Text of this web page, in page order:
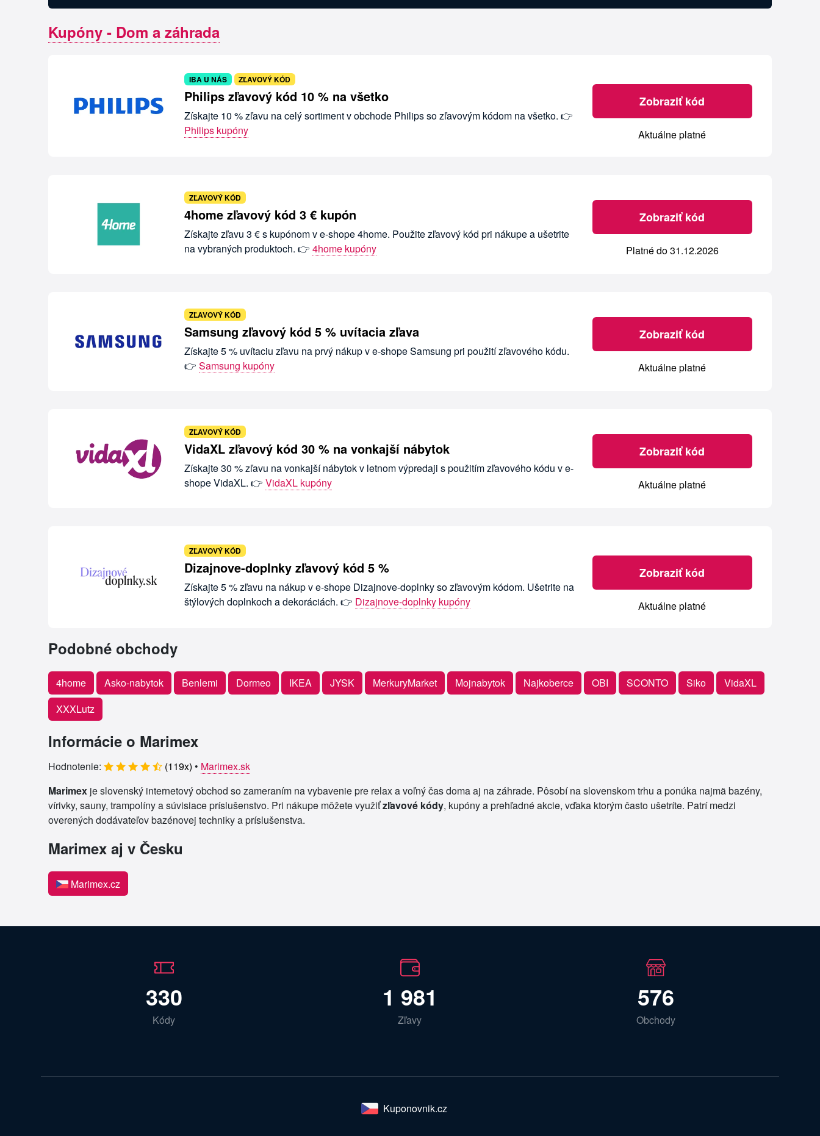
Kupóny - Dom a záhrada
IBA U NÁS ZĽAVOVÝ KÓD
Philips zľavový kód 10 % na všetko
Získajte 10 % zľavu na celý sortiment v obchode Philips so zľavovým kódom na všetko. 👉
Philips kupóny
Zobraziť kód
Aktuálne platné
ZĽAVOVÝ KÓD
4home zľavový kód 3 € kupón
Získajte zľavu 3 € s kupónom v e-shope 4home. Použite zľavový kód pri nákupe a ušetrite
na vybraných produktoch. 👉 4home kupóny
Zobraziť kód
Platné do 31.12.2026
ZĽAVOVÝ KÓD
Samsung zľavový kód 5 % uvítacia zľava
Získajte 5 % uvítaciu zľavu na prvý nákup v e-shope Samsung pri použití zľavového kódu.
👉 Samsung kupóny
Zobraziť kód
Aktuálne platné
ZĽAVOVÝ KÓD
VidaXL zľavový kód 30 % na vonkajší nábytok
Získajte 30 % zľavu na vonkajší nábytok v letnom výpredaji s použitím zľavového kódu v e-
shope VidaXL. 👉 VidaXL kupóny
Zobraziť kód
Aktuálne platné
ZĽAVOVÝ KÓD
Dizajnove-doplnky zľavový kód 5 %
Získajte 5 % zľavu na nákup v e-shope Dizajnove-doplnky so zľavovým kódom. Ušetrite na
štýlových doplnkoch a dekoráciách. 👉 Dizajnove-doplnky kupóny
Zobraziť kód
Aktuálne platné
Podobné obchody
4home Asko-nabytok Benlemi Dormeo IKEA JYSK MerkuryMarket Mojnabytok Najkoberce OBI SCONTO Siko
VidaXL
XXXLutz
Informácie o Marimex
Hodnotenie: (119x) • Marimex.sk
Marimex je slovenský internetový obchod so zameraním na vybavenie pre relax a voľný čas doma aj na záhrade. Pôsobí na slovenskom trhu a ponúka najmä bazény,
vírivky, sauny, trampolíny a súvisiace príslušenstvo. Pri nákupe môžete využiťzľavové kódy, kupóny a prehľadné akcie, vďaka ktorým často ušetríte. Patrí medzi
overených dodávateľov bazénovej techniky a príslušenstva.
Marimex aj v Česku
Marimex.cz
330
Kódy
1 981
Zľavy
576
Obchody
Kuponovnik.cz